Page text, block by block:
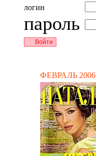
логин
пароль
ФЕВРАЛЬ 2006